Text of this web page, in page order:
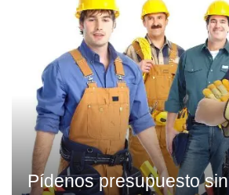
Pídenos presupuesto sin